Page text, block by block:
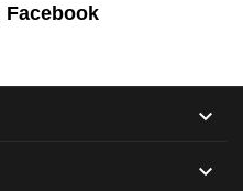
Facebook

